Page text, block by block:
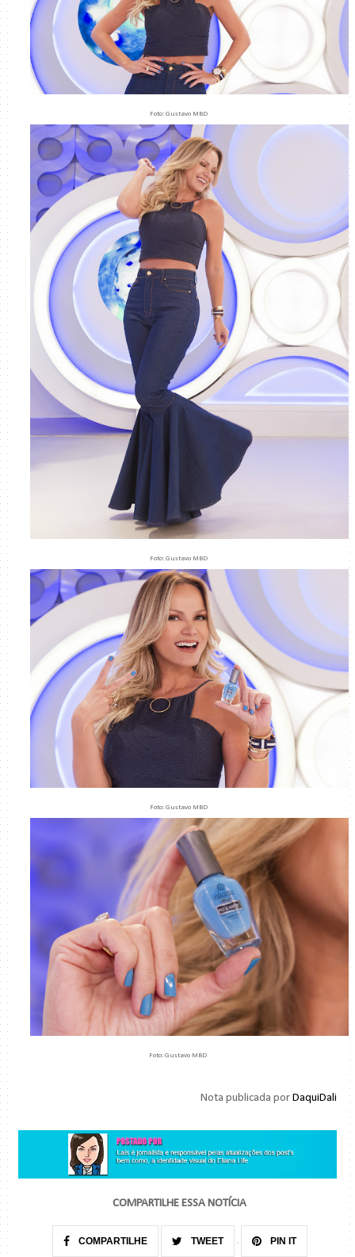
Foto: Gustavo MBD
Foto: Gustavo MBD
Foto: Gustavo MBD
Foto: Gustavo MBD
Nota publicada por DaquiDali
COMPARTILHE ESSA NOTÍCIA
COMPARTILHE TWEET PIN IT